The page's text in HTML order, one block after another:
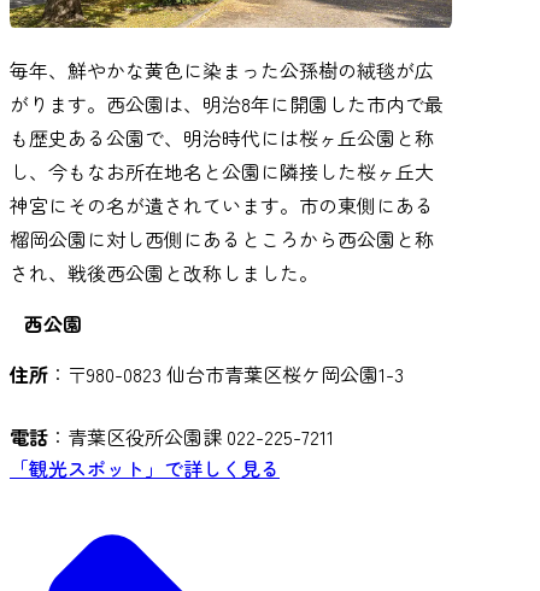
毎年、鮮やかな黄色に染まった公孫樹の絨毯が広
がります。西公園は、明治8年に開園した市内で最
も歴史ある公園で、明治時代には桜ヶ丘公園と称
し、今もなお所在地名と公園に隣接した桜ヶ丘大
神宮にその名が遺されています。市の東側にある
榴岡公園に対し西側にあるところから西公園と称
され、戦後西公園と改称しました。
西公園
住所 ：〒980-0823 仙台市青葉区桜ケ岡公園1-3
電話 ：青葉区役所公園課 022-225-7211
「観光スポット」で詳しく見る